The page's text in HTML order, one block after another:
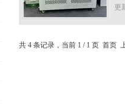
更
共 4 条记录，当前 1 / 1 页 首页